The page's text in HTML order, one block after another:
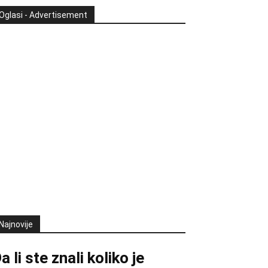
- Advertisement
li ste znali koliko je